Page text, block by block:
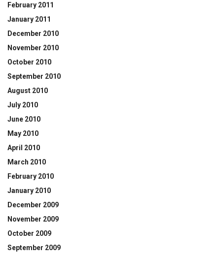
February 2011
January 2011
December 2010
November 2010
October 2010
September 2010
August 2010
July 2010
June 2010
May 2010
April 2010
March 2010
February 2010
January 2010
December 2009
November 2009
October 2009
September 2009